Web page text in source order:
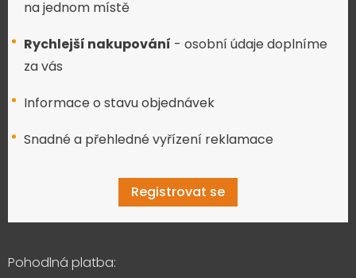
na jednom místě
Rychlejší nakupování - osobní údaje doplníme
za vás
Informace o stavu objednávek
Snadné a přehledné vyřízení reklamace
Registrovat se
Pohodlná platba: